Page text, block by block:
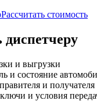
Рассчитать стоимость
диспетчеру
и выгрузки
и состояние
и получателя
и условия